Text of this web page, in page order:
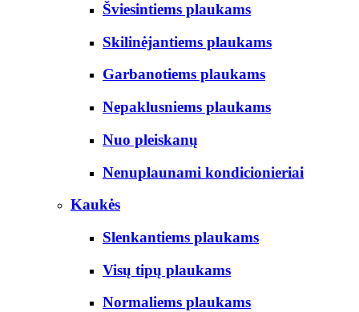
Šviesintiems plaukams
Skilinėjantiems plaukams
Garbanotiems plaukams
Nepaklusniems plaukams
Nuo pleiskanų
Nenuplaunami kondicionieriai
Kaukės
Slenkantiems plaukams
Visų tipų plaukams
Normaliems plaukams